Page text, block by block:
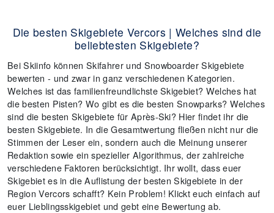
Die besten Skigebiete Vercors | Welches sind die
beliebtesten Skigebiete?
Bei Skiinfo können Skifahrer und Snowboarder Skigebiete
bewerten - und zwar in ganz verschiedenen Kategorien.
Welches ist das familienfreundlichste Skigebiet? Welches hat
die besten Pisten? Wo gibt es die besten Snowparks? Welches
sind die besten Skigebiete für Après-Ski? Hier findet ihr die
besten Skigebiete. In die Gesamtwertung fließen nicht nur die
Stimmen der Leser ein, sondern auch die Meinung unserer
Redaktion sowie ein spezieller Algorithmus, der zahlreiche
verschiedene Faktoren berücksichtigt. Ihr wollt, dass euer
Skigebiet es in die Auflistung der besten Skigebiete in der
Region Vercors schafft? Kein Problem! Klickt euch einfach auf
euer Lieblingsskigebiet und gebt eine Bewertung ab.